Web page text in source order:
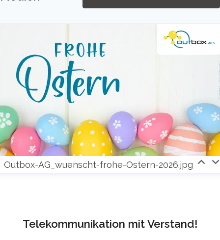
Outbox-AG_wuenscht-frohe-Ostern-2026.jpg
Telekommunikation mit Verstand!